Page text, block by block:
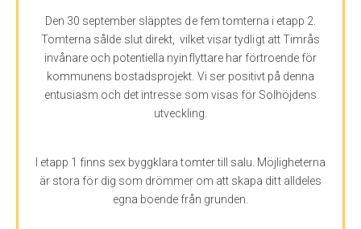
Den 30 september släpptes de fem tomterna i etapp 2.
Tomterna sålde slut direkt, vilket visar tydligt att Timrås
invånare och potentiella nyinflyttare har förtroende för
kommunens bostadsprojekt. Vi ser positivt på denna
entusiasm och det intresse som visas för Solhöjdens
utveckling.
I etapp 1 finns sex byggklara tomter till salu. Möjligheterna
är stora för dig som drömmer om att skapa ditt alldeles
egna boende från grunden.